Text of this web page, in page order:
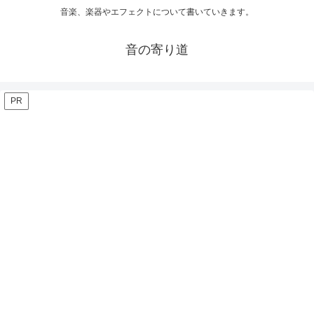
音楽、楽器やエフェクトについて書いていきます。
音の寄り道
PR